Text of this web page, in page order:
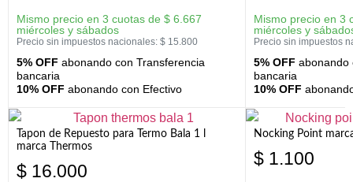
Mismo precio en 3 cuotas de $ 6.667
miércoles y sábados
Precio sin impuestos nacionales: $ 15.800
5% OFF abonando con Transferencia
bancaria
10% OFF abonando con Efectivo
Mismo precio en 3
miércoles y
Precio sin impuestos
5% OFF abonando
bancaria
10% OFF
Tapon de Repuesto para Termo Bala 1 l
marca Thermos
$ 16.000
Nocking Point
$ 1.100